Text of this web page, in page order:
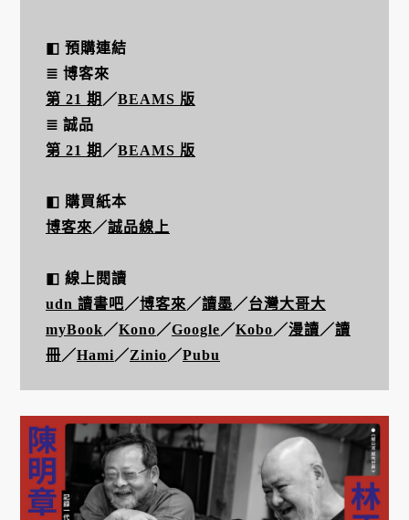
◧ 預購連結
≣ 博客來
第 21 期 ／BEAMS 版
≣ 誠品
第 21 期 ／BEAMS 版
◧ 購買紙本
博客來／誠品線上
◧ 線上閱讀
udn 讀書吧／博客來／讀墨／台灣大哥大
myBook／Kono／Google／Kobo／漫讀／讀
冊／Hami／Zinio／Pubu